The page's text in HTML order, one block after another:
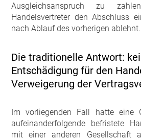
Ausgleichsanspruch zu
Handelsvertreter den Abschluss
nach Ablauf des vorherigen ablehnt.
Die traditionelle Antwort:
Entschädigung für den
Verweigerung der
Im vorliegenden Fall hatte eine
aufeinanderfolgende befristete
mit einer anderen Gesellschaft